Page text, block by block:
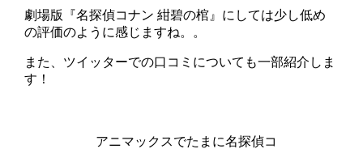
劇場版『名探偵コナン 紺碧の棺』にしては少し低め
の評価のように感じますね。。
また、ツイッターでの口コミについても一部紹介しま
す！
アニマックスでたまに名探偵コ